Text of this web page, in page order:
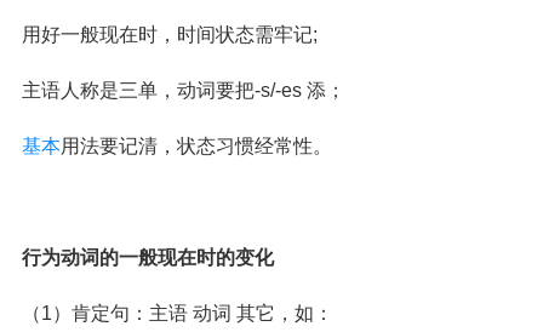
用好一般现在时，时间状态需牢记;
主语人称是三单，动词要把-s/-es 添；
基本用法要记清，状态习惯经常性。
行为动词的一般现在时的变化
（1）肯定句：主语 动词 其它，如：